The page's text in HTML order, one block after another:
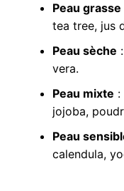
Peau grasse
tea tree, jus
Peau sèche
vera.
Peau mixte :
jojoba,
Peau
calendula,